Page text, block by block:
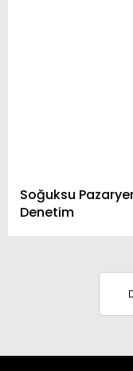
Soğuksu
Denetim